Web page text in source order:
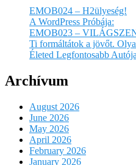
EMOB024 – H2ülyeség!
A WordPress Próbája:
EMOB023 –
Ti formáltátok a jövőt.
Életed Legfontosabb
Archívum
August 2026
June 2026
May 2026
April 2026
February 2026
January 2026